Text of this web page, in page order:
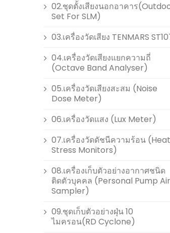
02.ชุดตั้งเสียงนอกอาคาร
Set For SLM)
03.เครื่องวัดเสียง TENMARS
04.เครื่องวัดเสียงแยกความถี่
(Octave Band Analyser)
05.เครื่องวัดเสียงสะสม (Noise
Dose Meter)
06.เครื่องวัดแสง (Lux Meter)
07.เครื่องวัดดัชนีความร้อน (Heat
Stress Monitors)
08.เครื่องเก็บตัวอย่างอากาศชนิด
ติดตัวบุคคล (Personal Pump Air
Sampler)
09.ชุดเก็บตัวอย่างฝุ่น 10
ไมครอน(RD Cyclone)